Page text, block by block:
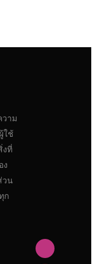
วาม
ใช้
งที่
ง
วน
ก